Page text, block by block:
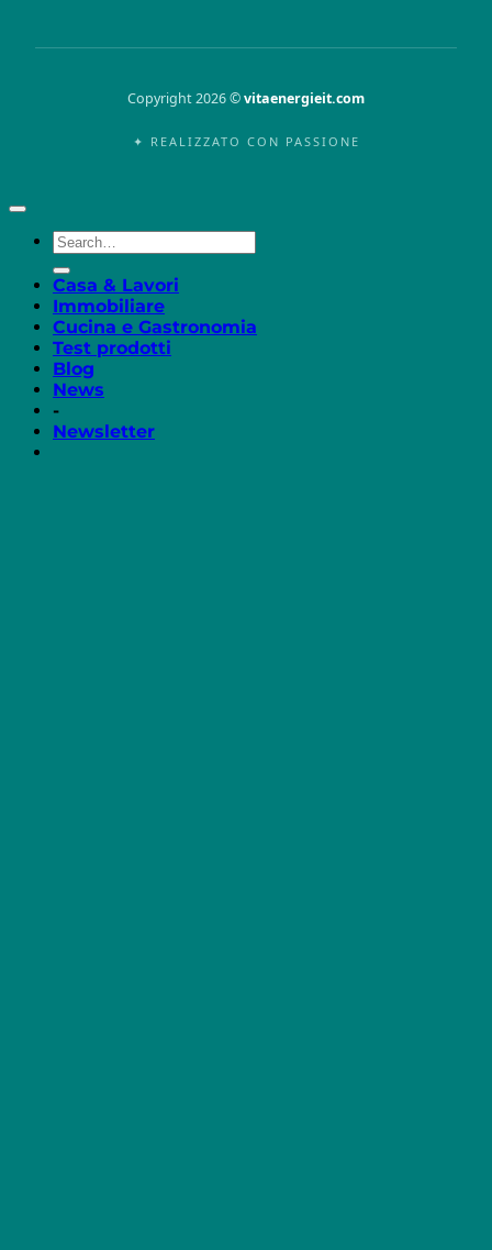
Copyright 2026 ©vitaenergieit.com
✦ REALIZZATO CON PASSIONE
Casa & Lavori
Immobiliare
Cucina e Gastronomia
Test prodotti
Blog
News
-
Newsletter